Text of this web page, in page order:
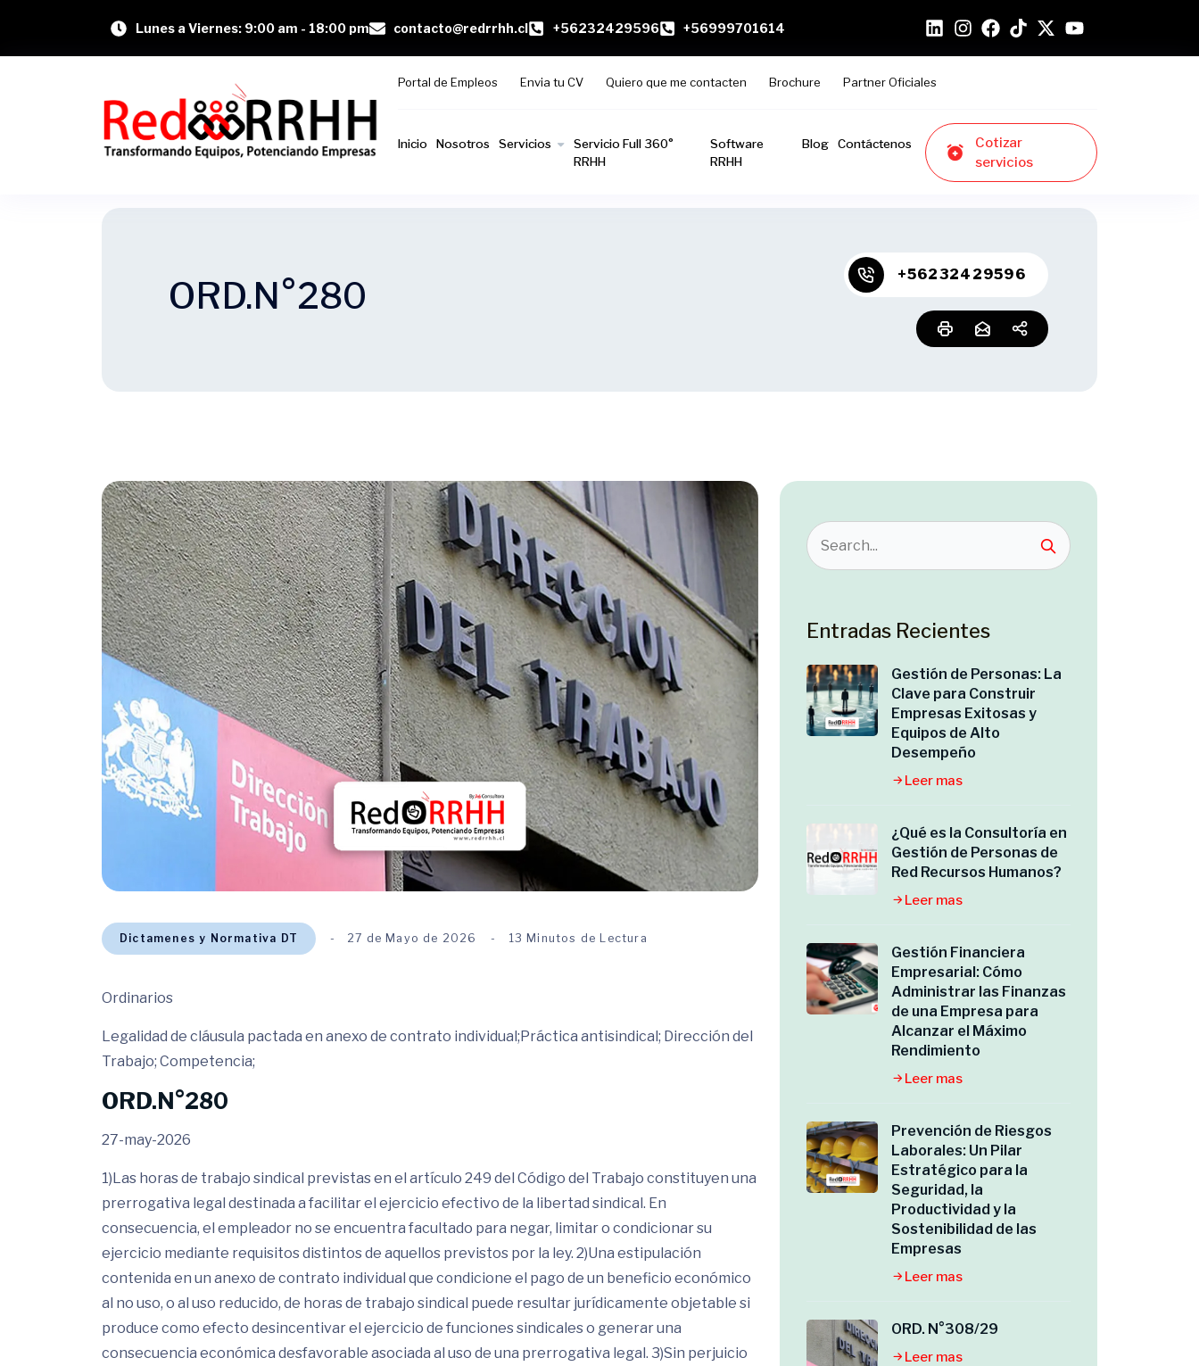
Lunes a Viernes: 9:00 am - 18:00 pm contacto@redrrhh.cl +56232429596 +56999701614
Portal de Empleos Envia tu CV Quiero que me contacten Brochure Partner Oficiales
Inicio Nosotros Servicios
Servicio Full 360°
RRHH
Software
RRHH
Blog Contáctenos
Cotizar
servicios
ORD.N°280 +56232429596
Dictamenes y Normativa DT 27 de Mayo de 2026 13 Minutos de Lectura
Ordinarios
Legalidad de cláusula pactada en anexo de contrato individual;Práctica antisindical; Dirección del
Trabajo; Competencia;
ORD.N°280
27-may-2026
1)Las horas de trabajo sindical previstas en el artículo 249 del Código del Trabajo constituyen una
prerrogativa legal destinada a facilitar el ejercicio efectivo de la libertad sindical. En
consecuencia, el empleador no se encuentra facultado para negar, limitar o condicionar su
ejercicio mediante requisitos distintos de aquellos previstos por la ley. 2)Una estipulación
contenida en un anexo de contrato individual que condicione el pago de un beneficio económico
al no uso, o al uso reducido, de horas de trabajo sindical puede resultar jurídicamente objetable si
produce como efecto desincentivar el ejercicio de funciones sindicales o generar una
consecuencia económica desfavorable asociada al uso de una prerrogativa legal. 3)Sin perjuicio
Entradas Recientes
Gestión de Personas: La
Clave para Construir
Empresas Exitosas y
Equipos de Alto
Desempeño
Leer mas
¿Qué es la Consultoría en
Gestión de Personas de
Red Recursos Humanos?
Leer mas
Gestión Financiera
Empresarial: Cómo
Administrar las Finanzas
de una Empresa para
Alcanzar el Máximo
Rendimiento
Leer mas
Prevención de Riesgos
Laborales: Un Pilar
Estratégico para la
Seguridad, la
Productividad y la
Sostenibilidad de las
Empresas
Leer mas
ORD. N°308/29
Leer mas